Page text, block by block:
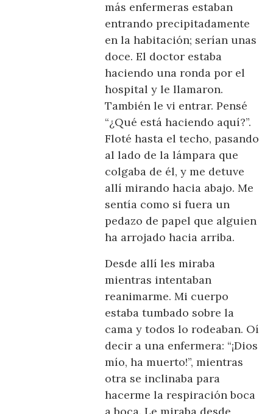
más enfermeras estaban
entrando precipitadamente
en la habitación; serían unas
doce. El doctor estaba
haciendo una ronda por el
hospital y le llamaron.
También le vi entrar. Pensé
“¿Qué está haciendo aquí?”.
Floté hasta el techo, pasando
al lado de la lámpara que
colgaba de él, y me detuve
allí mirando hacia abajo. Me
sentía como si fuera un
pedazo de papel que alguien
ha arrojado hacia arriba.
Desde allí les miraba
mientras intentaban
reanimarme. Mi cuerpo
estaba tumbado sobre la
cama y todos lo rodeaban. Oí
decir a una enfermera: “¡Dios
mío, ha muerto!”, mientras
otra se inclinaba para
hacerme la respiración boca